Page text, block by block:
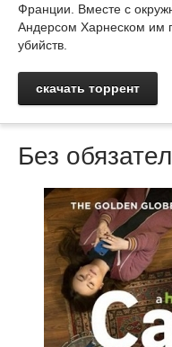
Франции. Вместе с
Андерсом Харнеском им
убийств.
скачать торрент
Без